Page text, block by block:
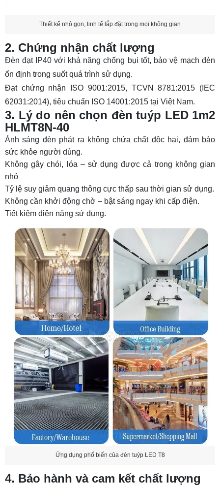
Thiết kế nhỏ gọn, tinh tế lắp đặt trong mọi không gian
2. Chứng nhận chất lượng
Đèn đạt IP40 với khả năng chống bụi tốt, bảo vệ mạch đèn
ổn định trong suốt quá trình sử dụng.
Đạt chứng nhận ISO 9001:2015, TCVN 8781:2015 (IEC
62031:2014), tiêu chuẩn ISO 14001:2015 tại Việt Nam.
3. Lý do nên chọn đèn tuýp LED 1m2
HLMT8N-40
Ánh sáng đèn phát ra không chứa chất độc hại, đảm bảo
sức khỏe người dùng.
Không gây chói, lóa – sử dụng được cả trong không gian
nhỏ
Tỷ lệ suy giảm quang thông cực thấp sau thời gian sử dụng.
Không cần khởi động chờ – bật sáng ngay khi cấp điện.
Tiết kiệm điện năng sử dụng.
Ứng dụng phổ biến của đèn tuýp LED T8
4. Bảo hành và cam kết chất lượng